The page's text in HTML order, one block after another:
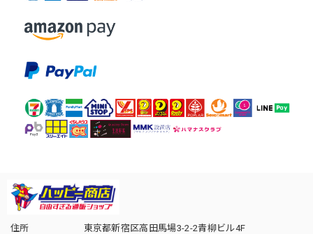
住所
東京都新宿区高田馬場3-2-2青柳ビル4F